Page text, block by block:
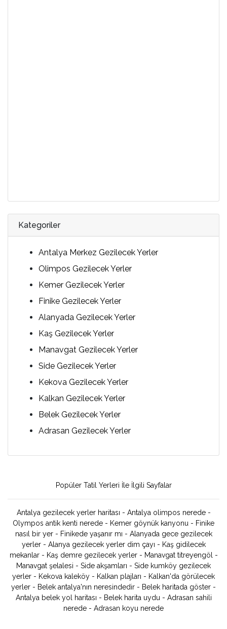
Kategoriler
Antalya Merkez Gezilecek Yerler
Olimpos Gezilecek Yerler
Kemer Gezilecek Yerler
Finike Gezilecek Yerler
Alanyada Gezilecek Yerler
Kaş Gezilecek Yerler
Manavgat Gezilecek Yerler
Side Gezilecek Yerler
Kekova Gezilecek Yerler
Kalkan Gezilecek Yerler
Belek Gezilecek Yerler
Adrasan Gezilecek Yerler
Popüler Tatil Yerleri İle İlgili Sayfalar
Antalya gezilecek yerler haritası - Antalya olimpos nerede-
Olympos antik kenti nerede - Kemer göynük kanyonu - Finike
nasıl bir yer- Finikede yaşanır mı - Alanyada gece gezilecek
yerler- Alanya gezilecek yerler dim çayı - Kaş gidilecek
mekanlar- Kaş demre gezilecek yerler- Manavgat titreyengöl
-
Manavgat şelalesi - Side akşamları - Side kumköy gezilecek
yerler - Kekova kaleköy - Kalkan plajları - Kalkan'da görülecek
yerler - Belek antalya'nın neresindedir - Belek haritada göster -
Antalya belek yol haritası - Belek harita uydu - Adrasan sahili
nerede - Adrasan koyu nerede